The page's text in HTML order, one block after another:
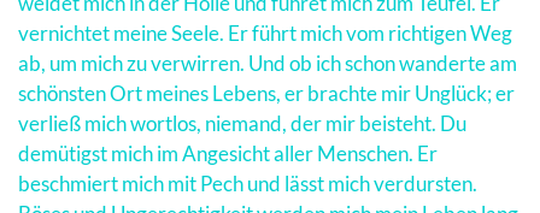
vernichtet meine Seele. Er führt mich vom richtigen Weg
ab, um mich zu verwirren. Und ob ich schon wanderte am
schönsten Ort meines Lebens, er brachte mir Unglück; er
verließ mich wortlos, niemand, der mir beisteht. Du
demütigst mich im Angesicht aller Menschen. Er
beschmiert mich mit Pech und lässt mich verdursten.